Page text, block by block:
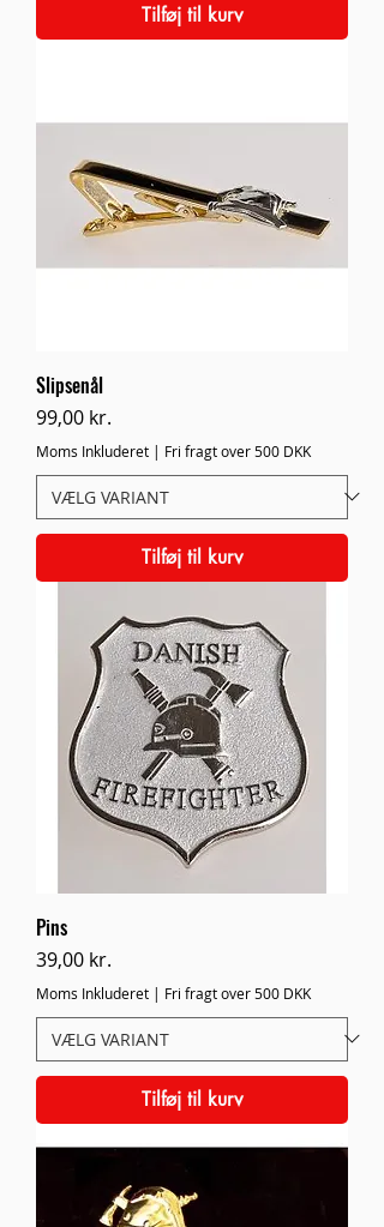
Tilføj til kurv
Slipsenål
Pris
99,00 kr.
Moms Inkluderet | Fri fragt over 500 DKK
Tilføj til kurv
Pins
Pris
39,00 kr.
Moms Inkluderet | Fri fragt over 500 DKK
Tilføj til kurv